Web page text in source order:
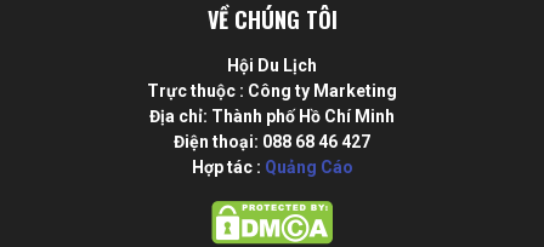
VỀ CHÚNG TÔI
Hội Du Lịch
Trực thuộc : Công ty Marketing
Địa chỉ: Thành phố Hồ Chí Minh
Điện thoại: 088 68 46 427
Hợp tác : Quảng Cáo